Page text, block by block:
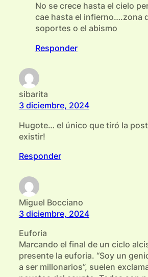
No se crece hasta el cielo
cae hasta el infierno….zona
soportes o el abismo
Responder
sibarita
3 diciembre, 2024
Hugote… el único que tiró la
existir!
Responder
Miguel Bocciano
3 diciembre, 2024
Euforia
Marcando el final de un ciclo
presente la euforia. “Soy un
a ser millonarios”, suelen